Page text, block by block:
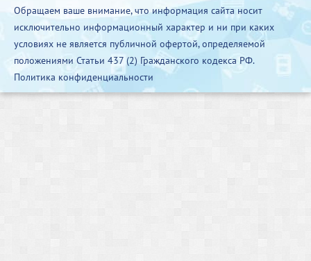
Обращаем ваше внимание, что информация сайта носит
исключительно информационный характер и ни при каких
условиях не является публичной офертой, определяемой
положениями Статьи 437 (2) Гражданского кодекса РФ.
Политика конфиденциальности